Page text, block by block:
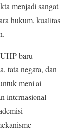
menjadi sangat
hukum, kualitas
baru
tata negara, dan
menilai
internasional